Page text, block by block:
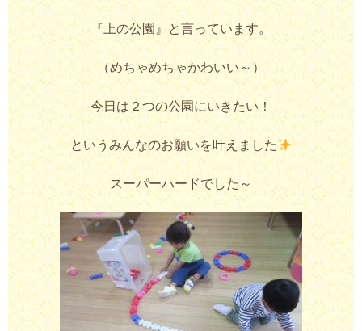
『上の公園』と言っています。
（めちゃめちゃかわいい～）
今日は２つの公園にいきたい！
というみんなのお願いを叶えました
スーパーハードでした～